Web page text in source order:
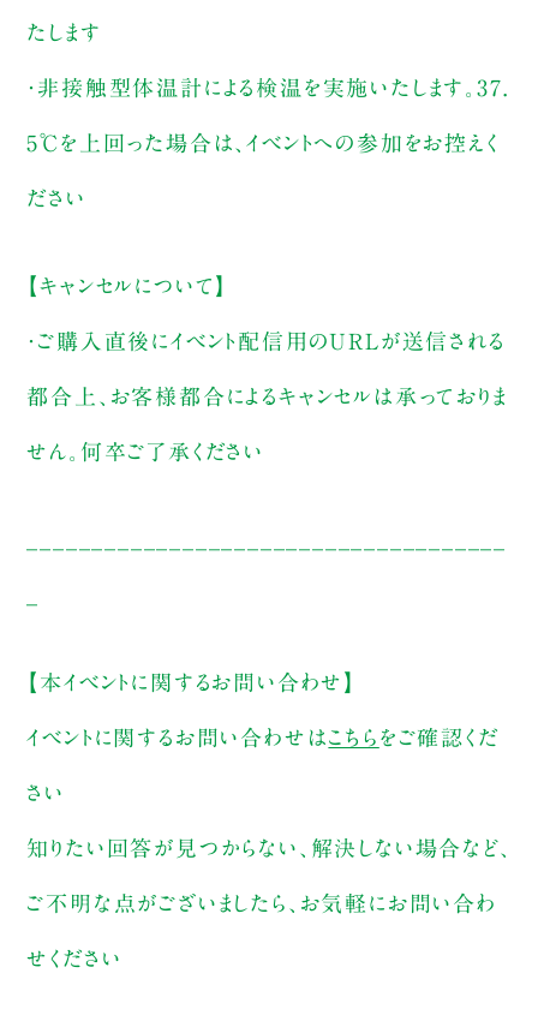
たします
・非接触型体温計による検温を実施いたします。37.
5℃を上回った場合は、イベントへの参加をお控えく
ださい
【キャンセルについて】
・ご購入直後にイベント配信用のURLが送信される
都合上、お客様都合によるキャンセルは承っておりま
せん。何卒ご了承ください
【本イベントに関するお問い合わせ】
イベントに関するお問い合わせはこちら をご確認くだ
さい
知りたい回答が見つからない、解決しない場合など、
ご不明な点がございましたら、お気軽にお問い合わ
せください